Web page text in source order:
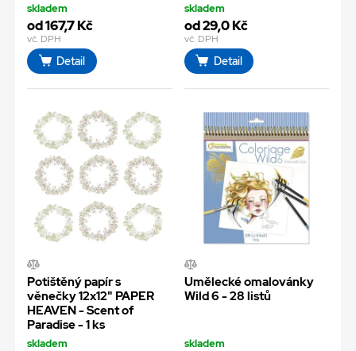
skladem
od 167,7 Kč
vč. DPH
Detail
skladem
od 29,0 Kč
vč. DPH
Detail
Potištěný papír s
věnečky 12x12" PAPER
HEAVEN - Scent of
Paradise - 1 ks
skladem
Umělecké omalovánky
Wild 6 - 28 listů
skladem